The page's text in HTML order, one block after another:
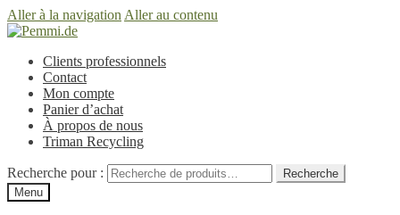
Aller à la navigation Aller au contenu
Clients professionnels
Contact
Mon compte
Panier d’achat
À propos de nous
Triman Recycling
Recherche pour :
Recherche
Menu